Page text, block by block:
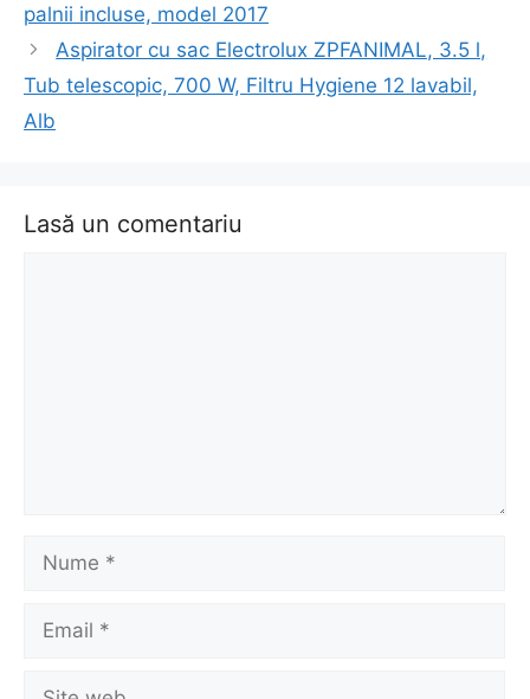
articol
palnii incluse, model 2017
Aspirator cu sac Electrolux ZPFANIMAL, 3.5 l,
Tub telescopic, 700 W, Filtru Hygiene 12 lavabil,
Alb
Lasă un comentariu